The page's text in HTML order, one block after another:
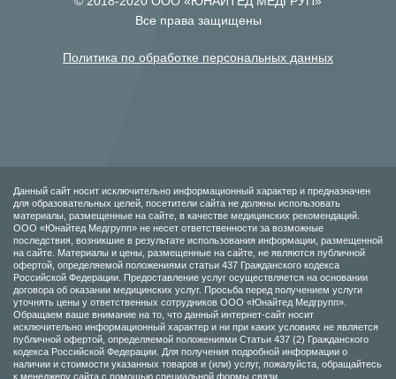
Все права защищены
Политика по обработке персональных данных
Данный сайт носит исключительно информационный характер и предназначен
для образовательных целей, посетители сайта не должны использовать
материалы, размещенные на сайте, в качестве медицинских рекомендаций.
ООО «Юнайтед Медгрупп» не несет ответственности за возможные
последствия, возникшие в результате использования информации, размещенной
на сайте. Материалы и цены, размещенные на сайте, не являются публичной
офертой, определяемой положениями статьи 437 Гражданского кодекса
Российской Федерации. Предоставление услуг осуществляется на основании
договора об оказании медицинских услуг. Просьба перед получением услуги
уточнять цены у ответственных сотрудников ООО «Юнайтед Медгрупп».
Обращаем ваше внимание на то, что данный интернет-сайт носит
исключительно информационный характер и ни при каких условиях не является
публичной офертой, определяемой положениями Статьи 437 (2) Гражданского
кодекса Российской Федерации. Для получения подробной информации о
наличии и стоимости указанных товаров и (или) услуг, пожалуйста, обращайтесь
к менеджеру сайта с помощью специальной формы связи.